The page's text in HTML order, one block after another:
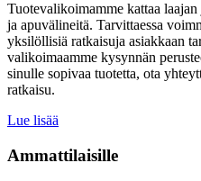
Tuotevalikoimamme kattaa
ja apuvälineitä. Tarvittaessa
yksilöllisiä ratkaisuja asiakkaan
valikoimaamme kysynnän
sinulle sopivaa tuotetta, ota
ratkaisu.
Lue lisää
Ammattilaisille